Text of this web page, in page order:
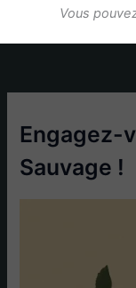
Engagez-
Sauvage !
Vous